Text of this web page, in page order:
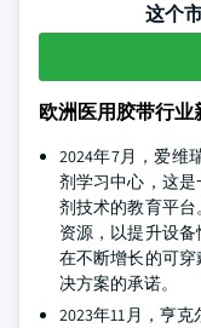
这个
欧洲医用胶带行业
2024年7月，爱维
剂学习中心，这
剂技术的教育平
资源，以提升设
在不断增长的可
决方案的承诺。
2023年11月，亨